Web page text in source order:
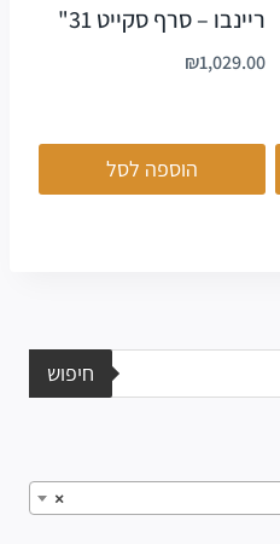
ריינבו – סרף סקייט 31"
₪1,029.00
הוספה לסל
חיפוש
×